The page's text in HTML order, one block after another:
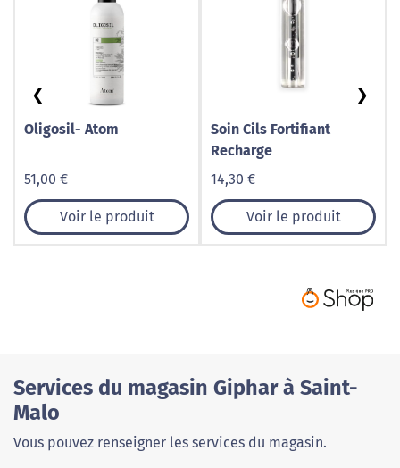
Oligosil- Atom
51,00 €
Voir le produit
Soin Cils Fortifiant
Recharge
14,30 €
Voir le produit
❮ ❯
Services du magasin Giphar à Saint-
Malo
Vous pouvez renseigner les services du magasin.